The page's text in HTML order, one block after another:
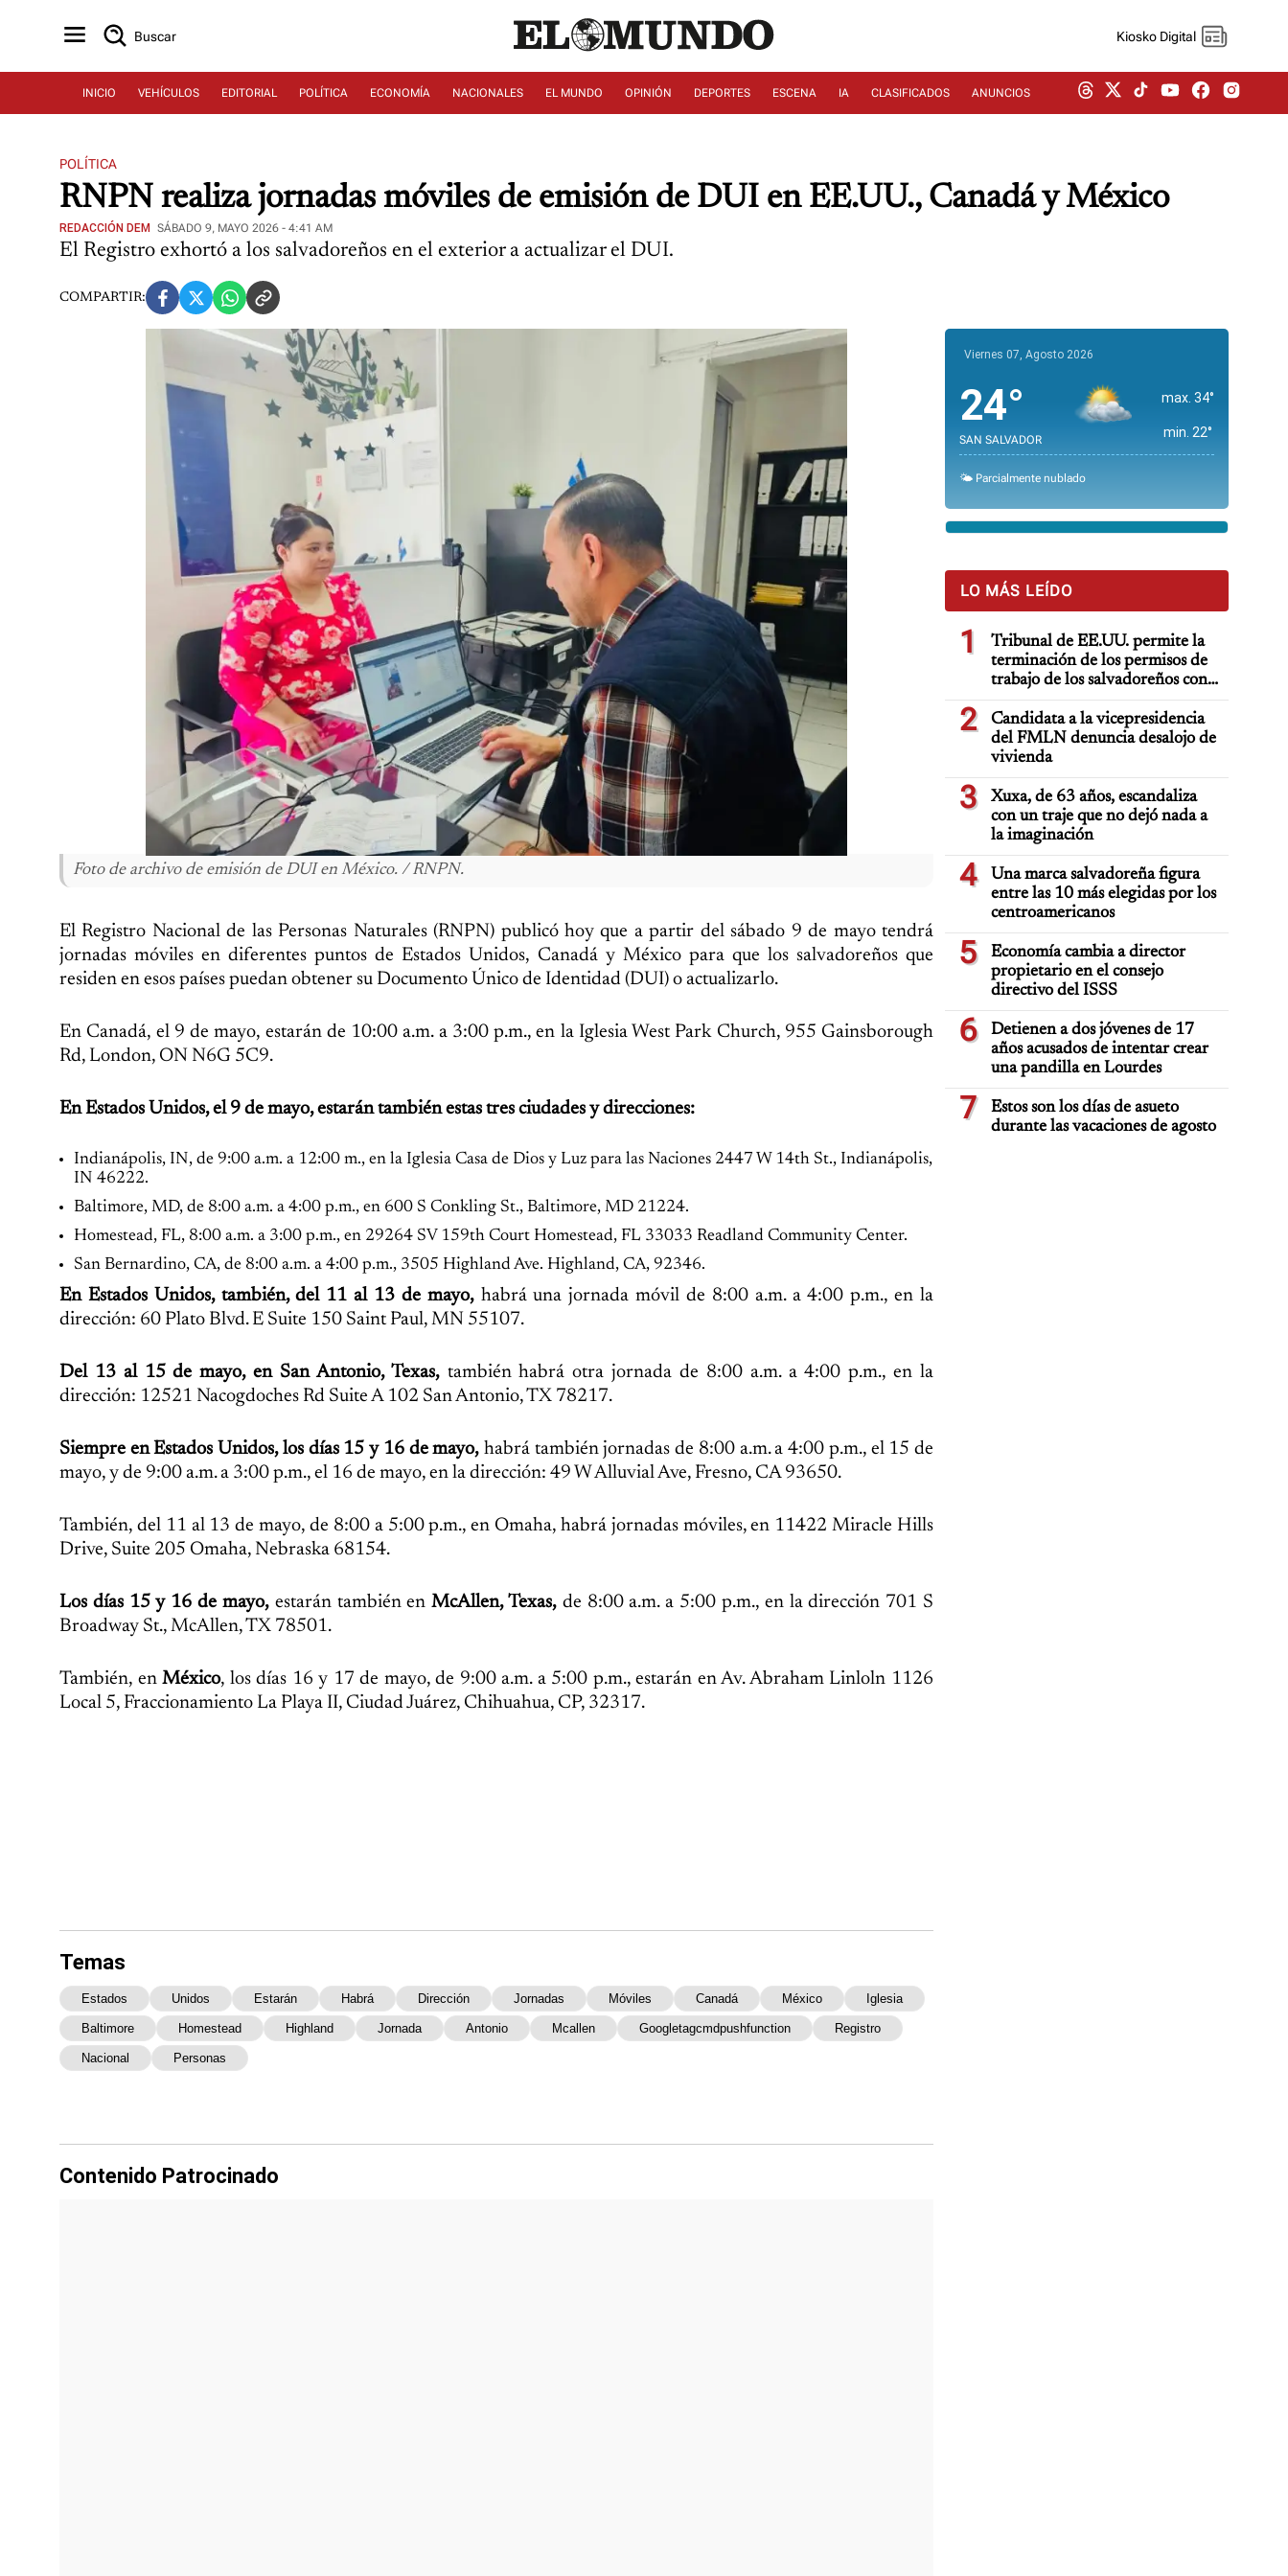
Buscar Kiosko Digital
INICIO VEHÍCULOS EDITORIAL POLÍTICA ECONOMÍA NACIONALES EL MUNDO OPINIÓN DEPORTES ESCENA IA CLASIFICADOS ANUNCIOS
POLÍTICA
RNPN realiza jornadas móviles de emisión de DUI en EE.UU., Canadá y México
REDACCIÓN DEM SÁBADO 9, MAYO 2026 - 4:41 AM
El Registro exhortó a los salvadoreños en el exterior a actualizar el DUI.
COMPARTIR:
Foto de archivo de emisión de DUI en México. / RNPN.
El Registro Nacional de las Personas Naturales (RNPN) publicó hoy que a partir del sábado 9 de mayo tendrá
jornadas móviles en diferentes puntos de Estados Unidos, Canadá y México para que los salvadoreños que
residen en esos países puedan obtener su Documento Único de Identidad (DUI) o actualizarlo.
En Canadá, el 9 de mayo, estarán de 10:00 a.m. a 3:00 p.m., en la Iglesia West Park Church, 955 Gainsborough
Rd, London, ON N6G 5C9.
En Estados Unidos, el 9 de mayo, estarán también estas tres ciudades y direcciones:
Indianápolis, IN, de 9:00 a.m. a 12:00 m., en la Iglesia Casa de Dios y Luz para las Naciones 2447 W 14th St., Indianápolis,
IN 46222.
Baltimore, MD, de 8:00 a.m. a 4:00 p.m., en 600 S Conkling St., Baltimore, MD 21224.
Homestead, FL, 8:00 a.m. a 3:00 p.m., en 29264 SV 159th Court Homestead, FL 33033 Readland Community Center.
San Bernardino, CA, de 8:00 a.m. a 4:00 p.m., 3505 Highland Ave. Highland, CA, 92346.
En Estados Unidos, también, del 11 al 13 de mayo,habrá una jornada móvil de 8:00 a.m. a 4:00 p.m., en la
dirección: 60 Plato Blvd. E Suite 150 Saint Paul, MN 55107.
Del 13 al 15 de mayo, en San Antonio, Texas,también habrá otra jornada de 8:00 a.m. a 4:00 p.m., en la
dirección: 12521 Nacogdoches Rd Suite A 102 San Antonio, TX 78217.
Siempre en Estados Unidos, los días 15 y 16 de mayo, habrá también jornadas de 8:00 a.m. a 4:00 p.m., el 15 de
mayo, y de 9:00 a.m. a 3:00 p.m., el 16 de mayo, en la dirección: 49 W Alluvial Ave, Fresno, CA 93650.
También, del 11 al 13 de mayo, de 8:00 a 5:00 p.m., en Omaha, habrá jornadas móviles, en 11422 Miracle Hills
Drive, Suite 205 Omaha, Nebraska 68154.
Los días 15 y 16 de mayo,estarán también enMcAllen, Texas, de 8:00 a.m. a 5:00 p.m., en la dirección 701 S
Broadway St., McAllen, TX 78501.
También, enMéxico, los días 16 y 17 de mayo, de 9:00 a.m. a 5:00 p.m., estarán en Av. Abraham Linloln 1126
Local 5, Fraccionamiento La Playa II, Ciudad Juárez, Chihuahua, CP, 32317.
Temas
Estados Unidos Estarán Habrá Dirección Jornadas Móviles Canadá México Iglesia
Baltimore Homestead Highland Jornada Antonio Mcallen Googletagcmdpushfunction Registro
Nacional Personas
Contenido Patrocinado
Viernes 07, Agosto 2026
24°
SAN SALVADOR
max. 34°
min. 22°
🌤️ Parcialmente nublado
LO MÁS LEÍDO
1
Tribunal de EE.UU. permite la
terminación de los permisos de
trabajo de los salvadoreños con
TPS
2
Candidata a la vicepresidencia
del FMLN denuncia desalojo de
vivienda
3
Xuxa, de 63 años, escandaliza
con un traje que no dejó nada a
la imaginación
4
Una marca salvadoreña figura
entre las 10 más elegidas por los
centroamericanos
5
Economía cambia a director
propietario en el consejo
directivo del ISSS
6
Detienen a dos jóvenes de 17
años acusados de intentar crear
una pandilla en Lourdes
7
Estos son los días de asueto
durante las vacaciones de agosto